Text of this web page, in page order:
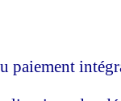
intégral